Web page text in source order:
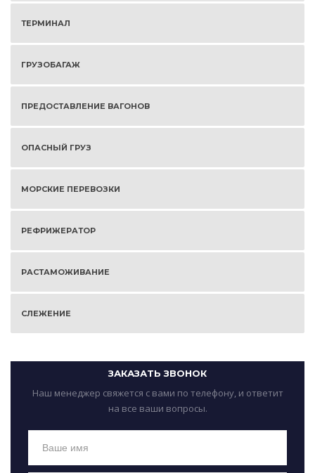
ТЕРМИНАЛ
ГРУЗОБАГАЖ
ПРЕДОСТАВЛЕНИЕ ВАГОНОВ
ОПАСНЫЙ ГРУЗ
МОРСКИЕ ПЕРЕВОЗКИ
РЕФРИЖЕРАТОР
РАСТАМОЖИВАНИЕ
СЛЕЖЕНИЕ
ЗАКАЗАТЬ ЗВОНОК
Наш менеджер свяжется с вами по телефону, и ответит
на все ваши вопросы.